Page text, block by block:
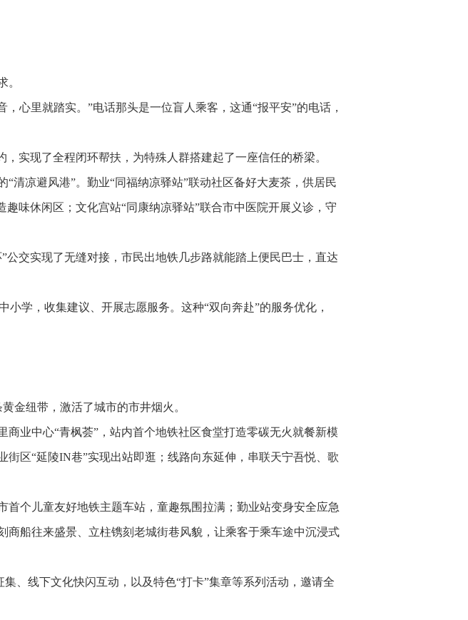
。
心里就踏实。”电话那头是一位盲人乘客，这通“报平安”的电话，
实现了全程闭环帮扶，为特殊人群搭建起了一座信任的桥梁。
清凉避风港”。勤业“同福纳凉驿站”联动社区备好大麦茶，供居民
味休闲区；文化宫站“同康纳凉驿站”联合市中医院开展义诊，守
交实现了无缝对接，市民出地铁几步路就能踏上便民巴士，直达
学，收集建议、开展志愿服务。这种“双向奔赴”的服务优化，
金纽带，激活了城市的市井烟火。
业中心“青枫荟”，站内首个地铁社区食堂打造零碳无火就餐新模
区“延陵IN巷”实现出站即逛；线路向东延伸，串联天宁吾悦、歌
个儿童友好地铁主题车站，童趣氛围拉满；勤业站变身安全应急
船往来盛景、立柱镌刻老城街巷风貌，让乘客于乘车途中沉浸式
、线下文化快闪互动，以及特色“打卡”集章等系列活动，邀请全